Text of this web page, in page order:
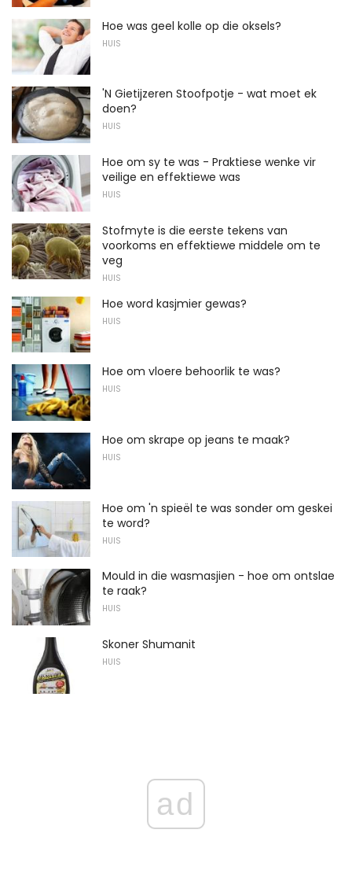
Hoe was geel kolle op die oksels?
HUIS
'N Gietijzeren Stoofpotje - wat moet ek
doen?
HUIS
Hoe om sy te was - Praktiese wenke vir
veilige en effektiewe was
HUIS
Stofmyte is die eerste tekens van
voorkoms en effektiewe middele om te
veg
HUIS
Hoe word kasjmier gewas?
HUIS
Hoe om vloere behoorlik te was?
HUIS
Hoe om skrape op jeans te maak?
HUIS
Hoe om 'n spieël te was sonder om geskei
te word?
HUIS
Mould in die wasmasjien - hoe om ontslae
te raak?
HUIS
Skoner Shumanit
HUIS
ad